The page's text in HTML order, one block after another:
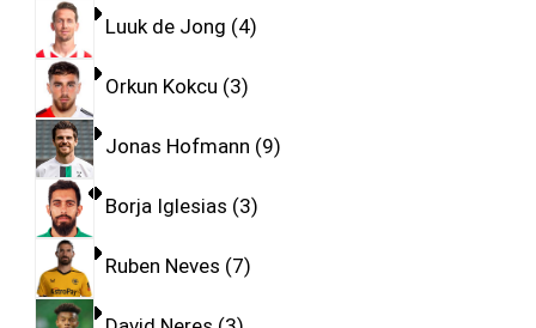
Luuk de Jong 4
Orkun Kokcu 3
Jonas Hofmann 9
Borja Iglesias 3
Ruben Neves 7